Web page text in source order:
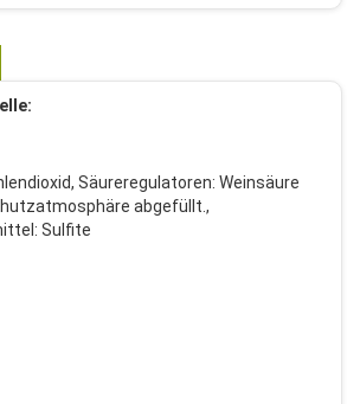
Säureregulatoren: Weinsäure
abgefüllt.,
Sulfite